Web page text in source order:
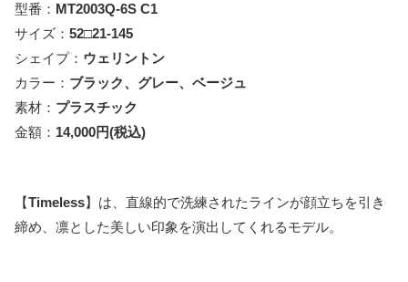
型番： MT2003Q-6S C1
サイズ： 52□21-145
シェイプ： ウェリントン
カラー： ブラック、グレー、ベージュ
素材： プラスチック
金額： 14,000円(税込)
【Timeless】は、直線的で洗練されたラインが顔立ちを引き
締め、凛とした美しい印象を演出してくれるモデル。